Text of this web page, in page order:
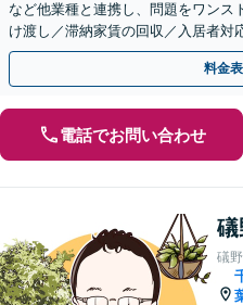
など他業種と連携し、問題をワンス
け渡し／滞納家賃の回収／入居者対
料金
電話でお問い合わせ
礒